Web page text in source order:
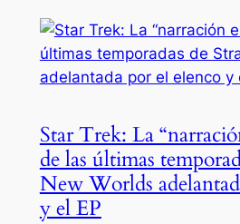
Star Trek: La
de las últimas
New Worlds
y el EP